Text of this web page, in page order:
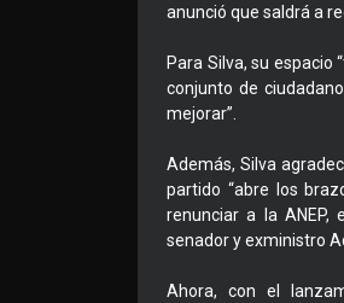
anunció que saldrá a
Para Silva, su
conjunto de
mejorar”.
Además, Silva
partido “abre los
renunciar a la ANEP,
senador y exministro
Ahora, con el